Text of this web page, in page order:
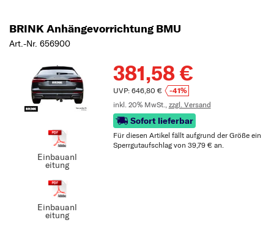
BRINK Anhängevorrichtung BMU
Art.-Nr. 656900
Einbauanl
eitung
Einbauanl
eitung
381,58 €
UVP: 646,80 €
-41%
inkl. 20% MwSt., zzgl. Versand
Sofort lieferbar
Für diesen Artikel fällt aufgrund der Größe ein
Sperrgutaufschlag von 39,79 € an.